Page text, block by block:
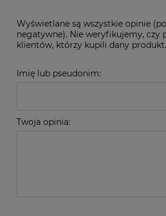
Wyświetlane są wszystkie opinie
negatywne). Nie weryfikujemy, czy
klientów, którzy kupili dany produkt.
Imię lub pseudonim:
Twoja opinia: